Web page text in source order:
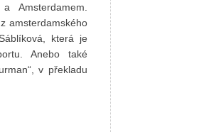
Amsterdamem.
amsterdamského
která je
Anebo také
v překladu